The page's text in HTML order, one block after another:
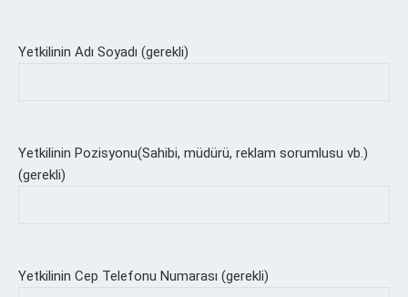
Yetkilinin Adı Soyadı (gerekli)
Yetkilinin Pozisyonu(Sahibi, müdürü, reklam sorumlusu vb.)
(gerekli)
Yetkilinin Cep Telefonu Numarası (gerekli)